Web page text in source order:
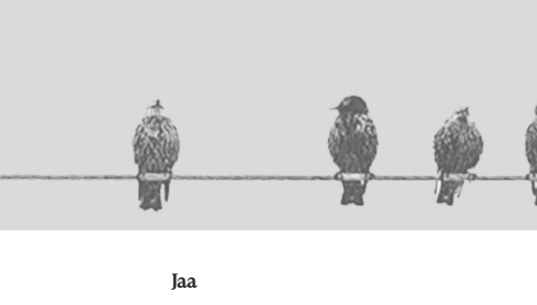
Jaa